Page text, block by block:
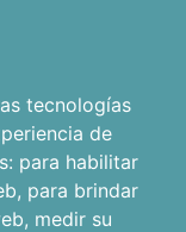
tecnologías
de
para habilitar
, para brindar
, medir su